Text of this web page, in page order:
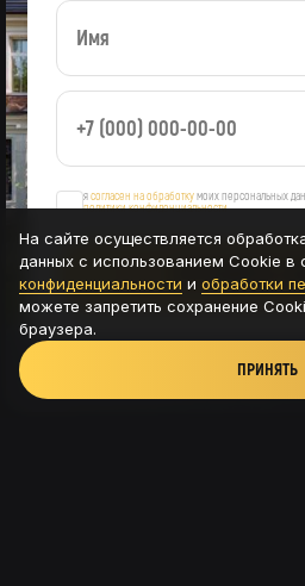
ясогласен на обработкумоих персональных
политики конфиденциальности
ОСТАВИТЬ
На сайте осуществляется
данных с использованием Cookie в
конфиденциальности и обработки
можете запретить сохранение
браузера.
ПРИНЯТЬ